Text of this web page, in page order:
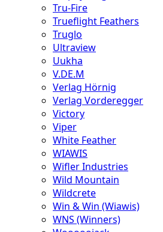
Tru-Fire
Trueflight Feathers
Truglo
Ultraview
Uukha
V.DE.M
Verlag Hörnig
Verlag Vorderegger
Victory
Viper
White Feather
WIAWIS
Wifler Industries
Wild Mountain
Wildcrete
Win & Win (Wiawis)
WNS (Winners)